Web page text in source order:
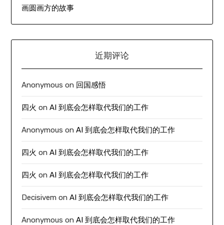
画圆画方的故事
近期评论
Anonymous on 回国感悟
四火 onAI 到底会怎样取代我们的工作
Anonymous onAI 到底会怎样取代我们的工作
四火 onAI 到底会怎样取代我们的工作
四火 onAI 到底会怎样取代我们的工作
Decisivem onAI 到底会怎样取代我们的工作
Anonymous onAI 到底会怎样取代我们的工作